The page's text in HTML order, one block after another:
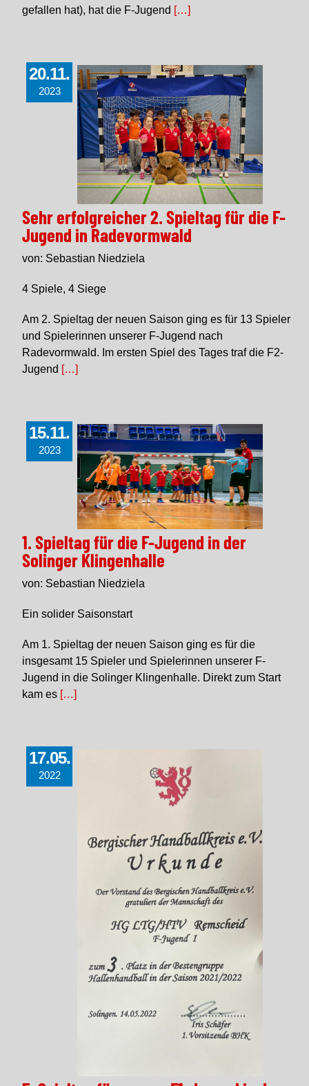
gefallen hat), hat die F-Jugend […]
20.11.
2023
Sehr erfolgreicher 2. Spieltag für die F-
Jugend in Radevormwald
von: Sebastian Niedziela
4 Spiele, 4 Siege
Am 2. Spieltag der neuen Saison ging es für 13 Spieler
und Spielerinnen unserer F-Jugend nach
Radevormwald. Im ersten Spiel des Tages traf die F2-
Jugend […]
15.11.
2023
1. Spieltag für die F-Jugend in der
Solinger Klingenhalle
von: Sebastian Niedziela
Ein solider Saisonstart
Am 1. Spieltag der neuen Saison ging es für die
insgesamt 15 Spieler und Spielerinnen unserer F-
Jugend in die Solinger Klingenhalle. Direkt zum Start
kam es […]
17.05.
2022